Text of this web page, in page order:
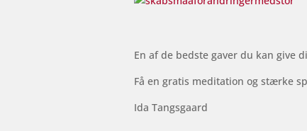
En af de bedste gaver du kan give
Få en gratis meditation og stærke
Ida Tangsgaard